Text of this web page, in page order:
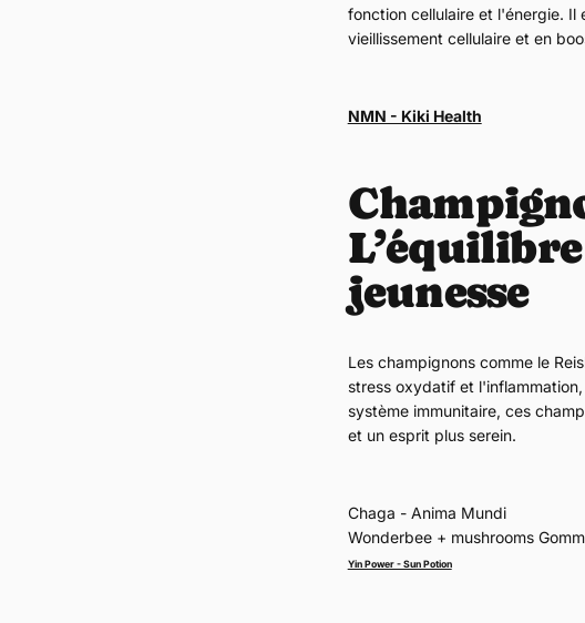
fonction cellulaire et l'énergie. Il
vieillissement cellulaire et en
NMN - Kiki Health
jeunesse
Les champignons comme le
stress oxydatif et
système immunitaire, ces
et un esprit plus serein.
Chaga - Anima Mundi
Wonderbee + mushrooms
Yin Power - Sun Potion